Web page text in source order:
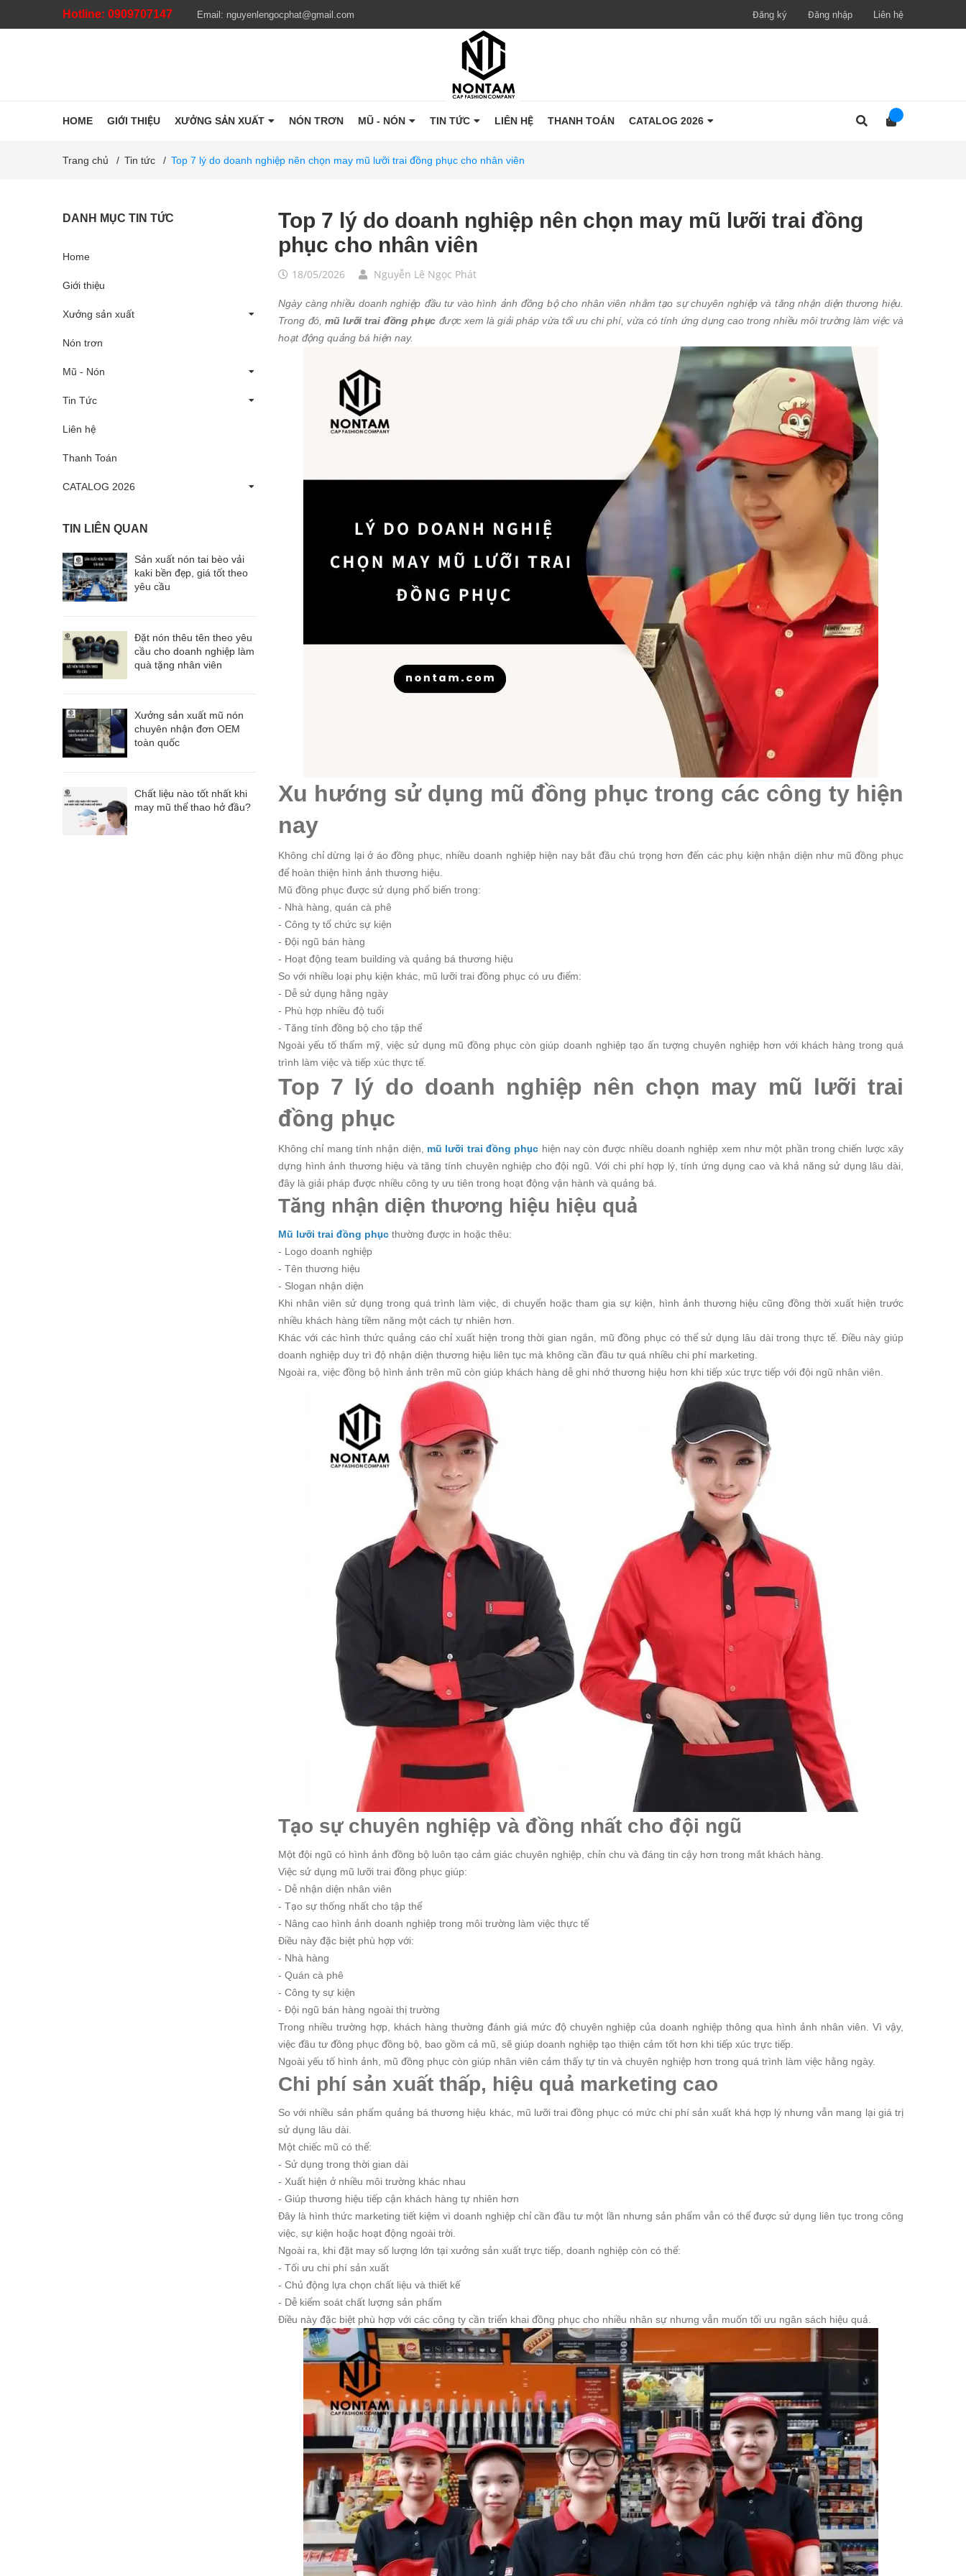
Hotline: 0909707147 Email: nguyenlengocphat@gmail.com Đăng ký Đăng nhập Liên hệ
HOME GIỚI THIỆU XƯỞNG SẢN XUẤT NÓN TRƠN MŨ - NÓN TIN TỨC LIÊN HỆ THANH TOÁN CATALOG 2026
Trang chủ / Tin tức / Top 7 lý do doanh nghiệp nên chọn may mũ lưỡi trai đồng phục cho nhân viên
DANH MỤC TIN TỨC
Home
Giới thiệu
Xưởng sản xuất
Nón trơn
Mũ - Nón
Tin Tức
Liên hệ
Thanh Toán
CATALOG 2026
TIN LIÊN QUAN
Sản xuất nón tai bèo vải
kaki bền đẹp, giá tốt theo
yêu cầu
Đặt nón thêu tên theo yêu
cầu cho doanh nghiệp làm
quà tặng nhân viên
Xưởng sản xuất mũ nón
chuyên nhận đơn OEM
toàn quốc
Chất liệu nào tốt nhất khi
may mũ thể thao hở đầu?
Top 7 lý do doanh nghiệp nên chọn may mũ lưỡi trai đồng
phục cho nhân viên
18/05/2026 Nguyễn Lê Ngọc Phát
Ngày càng nhiều doanh nghiệp đầu tư vào hình ảnh đồng bộ cho nhân viên nhằm tạo sự chuyên nghiệp và tăng nhận diện thương hiệu.
Trong đó, mũ lưỡi trai đồng phục được xem là giải pháp vừa tối ưu chi phí, vừa có tính ứng dụng cao trong nhiều môi trường làm việc và
hoạt động quảng bá hiện nay.
Xu hướng sử dụng mũ đồng phục trong các công ty hiện
nay
Không chỉ dừng lại ở áo đồng phục, nhiều doanh nghiệp hiện nay bắt đầu chú trọng hơn đến các phụ kiện nhận diện như mũ đồng phục
để hoàn thiện hình ảnh thương hiệu.
Mũ đồng phục được sử dụng phổ biến trong:
- Nhà hàng, quán cà phê
- Công ty tổ chức sự kiện
- Đội ngũ bán hàng
- Hoạt động team building và quảng bá thương hiệu
So với nhiều loại phụ kiện khác, mũ lưỡi trai đồng phục có ưu điểm:
- Dễ sử dụng hằng ngày
- Phù hợp nhiều độ tuổi
- Tăng tính đồng bộ cho tập thể
Ngoài yếu tố thẩm mỹ, việc sử dụng mũ đồng phục còn giúp doanh nghiệp tạo ấn tượng chuyên nghiệp hơn với khách hàng trong quá
trình làm việc và tiếp xúc thực tế.
Top 7 lý do doanh nghiệp nên chọn may mũ lưỡi trai
đồng phục
Không chỉ mang tính nhận diện, mũ lưỡi trai đồng phục hiện nay còn được nhiều doanh nghiệp xem như một phần trong chiến lược xây
dựng hình ảnh thương hiệu và tăng tính chuyên nghiệp cho đội ngũ. Với chi phí hợp lý, tính ứng dụng cao và khả năng sử dụng lâu dài,
đây là giải pháp được nhiều công ty ưu tiên trong hoạt động vận hành và quảng bá.
Tăng nhận diện thương hiệu hiệu quả
Mũ lưỡi trai đồng phục thường được in hoặc thêu:
- Logo doanh nghiệp
- Tên thương hiệu
- Slogan nhận diện
Khi nhân viên sử dụng trong quá trình làm việc, di chuyển hoặc tham gia sự kiện, hình ảnh thương hiệu cũng đồng thời xuất hiện trước
nhiều khách hàng tiềm năng một cách tự nhiên hơn.
Khác với các hình thức quảng cáo chỉ xuất hiện trong thời gian ngắn, mũ đồng phục có thể sử dụng lâu dài trong thực tế. Điều này giúp
doanh nghiệp duy trì độ nhận diện thương hiệu liên tục mà không cần đầu tư quá nhiều chi phí marketing.
Ngoài ra, việc đồng bộ hình ảnh trên mũ còn giúp khách hàng dễ ghi nhớ thương hiệu hơn khi tiếp xúc trực tiếp với đội ngũ nhân viên.
Tạo sự chuyên nghiệp và đồng nhất cho đội ngũ
Một đội ngũ có hình ảnh đồng bộ luôn tạo cảm giác chuyên nghiệp, chỉn chu và đáng tin cậy hơn trong mắt khách hàng.
Việc sử dụng mũ lưỡi trai đồng phục giúp:
- Dễ nhận diện nhân viên
- Tạo sự thống nhất cho tập thể
- Nâng cao hình ảnh doanh nghiệp trong môi trường làm việc thực tế
Điều này đặc biệt phù hợp với:
- Nhà hàng
- Quán cà phê
- Công ty sự kiện
- Đội ngũ bán hàng ngoài thị trường
Trong nhiều trường hợp, khách hàng thường đánh giá mức độ chuyên nghiệp của doanh nghiệp thông qua hình ảnh nhân viên. Vì vậy,
việc đầu tư đồng phục đồng bộ, bao gồm cả mũ, sẽ giúp doanh nghiệp tạo thiện cảm tốt hơn khi tiếp xúc trực tiếp.
Ngoài yếu tố hình ảnh, mũ đồng phục còn giúp nhân viên cảm thấy tự tin và chuyên nghiệp hơn trong quá trình làm việc hằng ngày.
Chi phí sản xuất thấp, hiệu quả marketing cao
So với nhiều sản phẩm quảng bá thương hiệu khác, mũ lưỡi trai đồng phục có mức chi phí sản xuất khá hợp lý nhưng vẫn mang lại giá trị
sử dụng lâu dài.
Một chiếc mũ có thể:
- Sử dụng trong thời gian dài
- Xuất hiện ở nhiều môi trường khác nhau
- Giúp thương hiệu tiếp cận khách hàng tự nhiên hơn
Đây là hình thức marketing tiết kiệm vì doanh nghiệp chỉ cần đầu tư một lần nhưng sản phẩm vẫn có thể được sử dụng liên tục trong công
việc, sự kiện hoặc hoạt động ngoài trời.
Ngoài ra, khi đặt may số lượng lớn tại xưởng sản xuất trực tiếp, doanh nghiệp còn có thể:
- Tối ưu chi phí sản xuất
- Chủ động lựa chọn chất liệu và thiết kế
- Dễ kiểm soát chất lượng sản phẩm
Điều này đặc biệt phù hợp với các công ty cần triển khai đồng phục cho nhiều nhân sự nhưng vẫn muốn tối ưu ngân sách hiệu quả.